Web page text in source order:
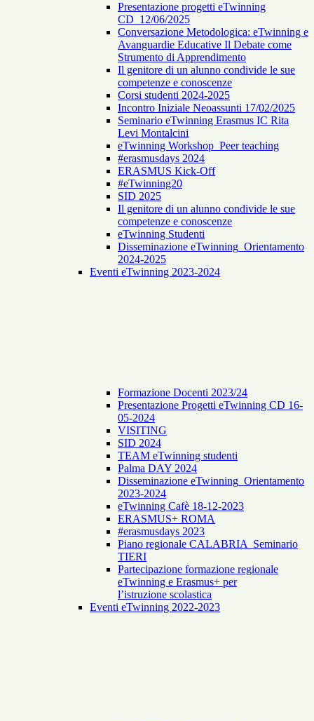
Presentazione progetti eTwinning
CD_12/06/2025
Conversazione Metodologica: eTwinning e
Avanguardie Educative Il Debate come
Strumento di Apprendimento
Il genitore di un alunno condivide le sue
competenze e conoscenze
Corsi studenti 2024-2025
Incontro Iniziale Neoassunti 17/02/2025
Seminario eTwinning Erasmus IC Rita
Levi Montalcini
eTwinning Workshop_Peer teaching
#erasmusdays 2024
ERASMUS Kick-Off
#eTwinning20
SID 2025
Il genitore di un alunno condivide le sue
competenze e conoscenze
eTwinning Studenti
Disseminazione eTwinning_Orientamento
2024-2025
Eventi eTwinning 2023-2024
Formazione Docenti 2023/24
Presentazione Progetti eTwinning CD 16-
05-2024
VISITING
SID 2024
TEAM eTwinning studenti
Palma DAY 2024
Disseminazione eTwinning_Orientamento
2023-2024
eTwinning Cafè 18-12-2023
ERASMUS+ ROMA
#erasmusdays 2023
Piano regionale CALABRIA Seminario
TIERI
Partecipazione formazione regionale
eTwinning e Erasmus+ per
l’istruzione scolastica
Eventi eTwinning 2022-2023